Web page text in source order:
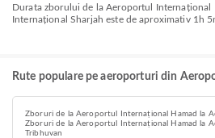
Durata zborului de la Aeroportul Internațional Hamad la Aeroportul
Internațional Sharjah este de aproximativ 1h
Rute populare pe aeroporturi din
Zboruri de la Aeroportul Internațional Hamad la
Zboruri de la Aeroportul Internațional Hamad la
Tribhuvan